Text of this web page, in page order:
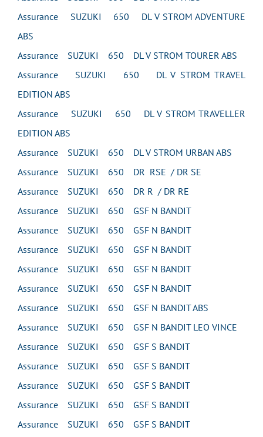
Assurance SUZUKI 650 DL V STROM ADVENTURE
ABS
Assurance SUZUKI 650 DL V STROM TOURER ABS
Assurance SUZUKI 650 DL V STROM TRAVEL
EDITION ABS
Assurance SUZUKI 650 DL V STROM TRAVELLER
EDITION ABS
Assurance SUZUKI 650 DL V STROM URBAN ABS
Assurance SUZUKI 650 DR RSE / DR SE
Assurance SUZUKI 650 DR R / DR RE
Assurance SUZUKI 650 GSF N BANDIT
Assurance SUZUKI 650 GSF N BANDIT
Assurance SUZUKI 650 GSF N BANDIT
Assurance SUZUKI 650 GSF N BANDIT
Assurance SUZUKI 650 GSF N BANDIT
Assurance SUZUKI 650 GSF N BANDIT ABS
Assurance SUZUKI 650 GSF N BANDIT LEO VINCE
Assurance SUZUKI 650 GSF S BANDIT
Assurance SUZUKI 650 GSF S BANDIT
Assurance SUZUKI 650 GSF S BANDIT
Assurance SUZUKI 650 GSF S BANDIT
Assurance SUZUKI 650 GSF S BANDIT